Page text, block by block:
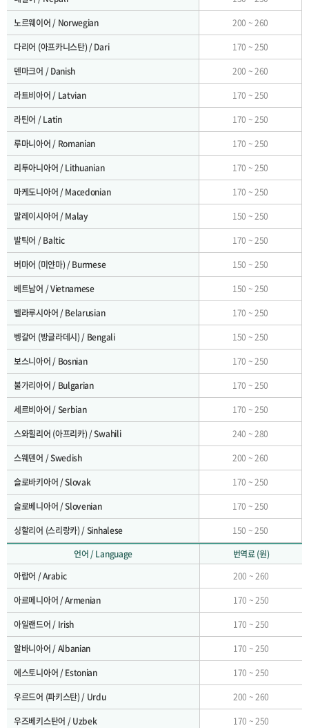
노르웨이어 / Norwegian
200 ~ 260
다리어 (아프카니스탄) / Dari
170 ~ 250
덴마크어 / Danish
200 ~ 260
라트비아어 / Latvian
170 ~ 250
라틴어 / Latin
170 ~ 250
루마니아어 / Romanian
170 ~ 250
리투아니아어 / Lithuanian
170 ~ 250
마케도니아어 / Macedonian
170 ~ 250
말레이시아어 / Malay
150 ~ 250
발틱어 / Baltic
170 ~ 250
버마어 (미얀마) / Burmese
150 ~ 250
베트남어 / Vietnamese
150 ~ 250
벨라루시아어 / Belarusian
170 ~ 250
벵갈어 (방글라데시) / Bengali
150 ~ 250
보스니아어 / Bosnian
170 ~ 250
불가리아어 / Bulgarian
170 ~ 250
세르비아어 / Serbian
170 ~ 250
스와힐리어 (아프리카) / Swahili
240 ~ 280
스웨덴어 / Swedish
200 ~ 260
슬로바키아어 / Slovak
170 ~ 250
슬로베니아어 / Slovenian
170 ~ 250
싱할리어 (스리랑카) / Sinhalese
150 ~ 250
언어 / Language
번역료 (원)
아랍어 / Arabic
200 ~ 260
아르메니아어 / Armenian
170 ~ 250
아일랜드어 / Irish
170 ~ 250
알바니아어 / Albanian
170 ~ 250
에스토니아어 / Estonian
170 ~ 250
우르드어 (파키스탄) / Urdu
200 ~ 260
우즈베키스탄어 / Uzbek
170 ~ 250